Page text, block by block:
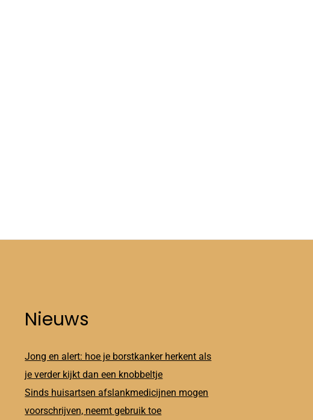
Nieuws
Jong en alert: hoe je borstkanker herkent als
je verder kijkt dan een knobbeltje
Sinds huisartsen afslankmedicijnen mogen
voorschrijven, neemt gebruik toe